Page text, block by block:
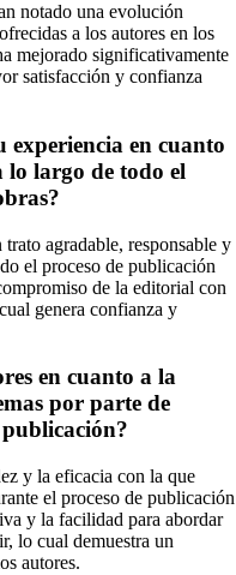
notado una evolución
a los autores en los
mejorado significativamente
satisfacción y confianza
experiencia en cuanto
largo de todo el
agradable, responsable y
el proceso de publicación
de la editorial con
genera confianza y
en cuanto a la
por parte de
y la eficacia con la que
el proceso de publicación
y la facilidad para abordar
lo cual demuestra un
autores.